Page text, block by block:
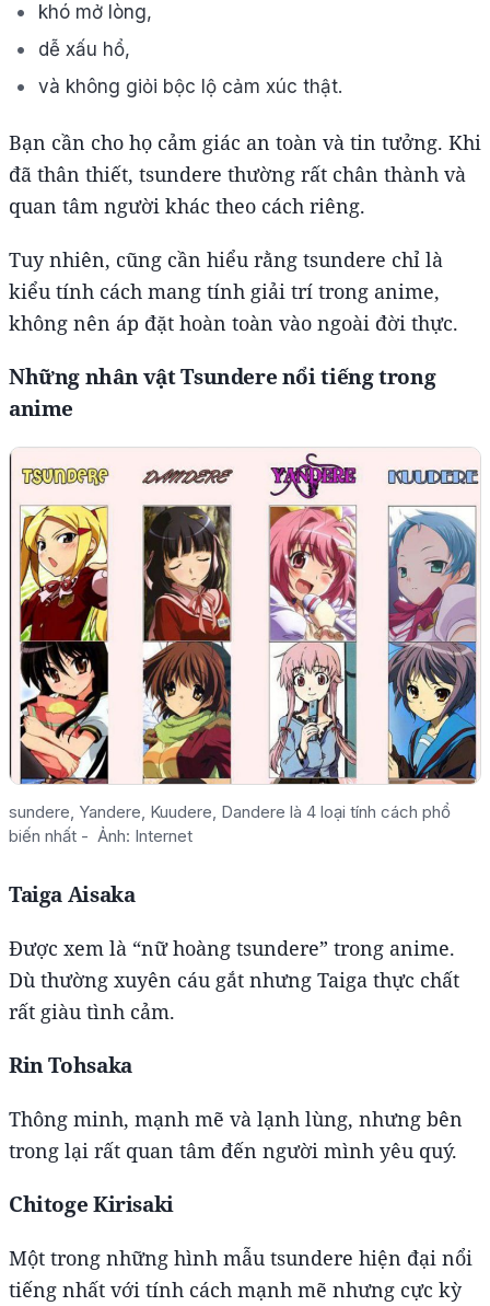
khó mở lòng,
dễ xấu hổ,
và không giỏi bộc lộ cảm xúc thật.
Bạn cần cho họ cảm giác an toàn và tin tưởng. Khi
đã thân thiết, tsundere thường rất chân thành và
quan tâm người khác theo cách riêng.
Tuy nhiên, cũng cần hiểu rằng tsundere chỉ là
kiểu tính cách mang tính giải trí trong anime,
không nên áp đặt hoàn toàn vào ngoài đời thực.
Những nhân vật Tsundere nổi tiếng trong
anime
sundere, Yandere, Kuudere, Dandere là 4 loại tính cách phổ
biến nhất - Ảnh: Internet
Taiga Aisaka
Được xem là “nữ hoàng tsundere” trong anime.
Dù thường xuyên cáu gắt nhưng Taiga thực chất
rất giàu tình cảm.
Rin Tohsaka
Thông minh, mạnh mẽ và lạnh lùng, nhưng bên
trong lại rất quan tâm đến người mình yêu quý.
Chitoge Kirisaki
Một trong những hình mẫu tsundere hiện đại nổi
tiếng nhất với tính cách mạnh mẽ nhưng cực kỳ